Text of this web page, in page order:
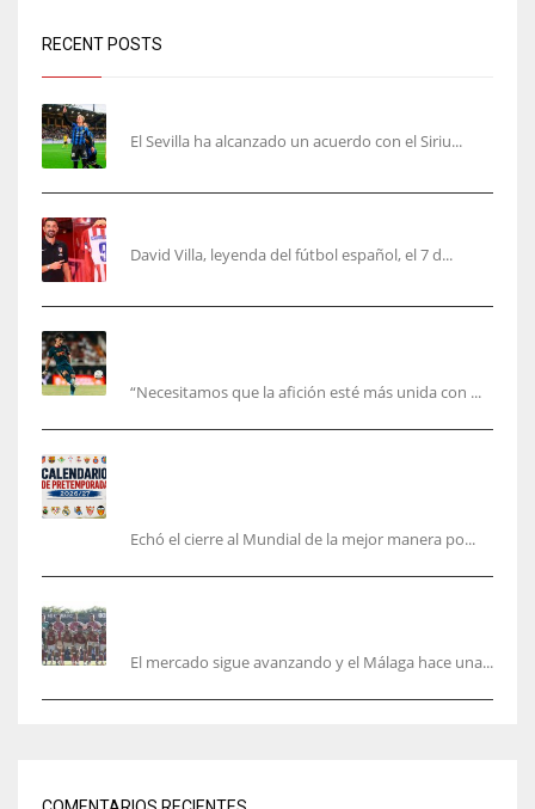
RECENT POSTS
El Sevilla ha alcanzado un acuerdo con el Siriu...
David Villa, leyenda del fútbol español, el 7 d...
“Necesitamos que la afición esté más unida con ...
Echó el cierre al Mundial de la mejor manera po...
El mercado sigue avanzando y el Málaga hace una...